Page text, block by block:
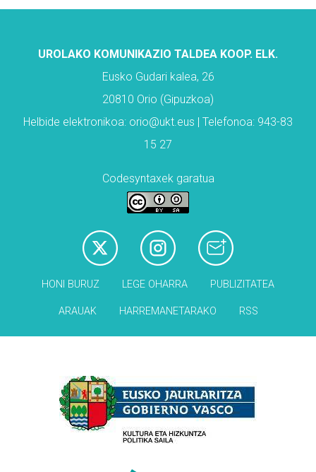
UROLAKO KOMUNIKAZIO TALDEA KOOP. ELK.
Eusko Gudari kalea, 26
20810 Orio (Gipuzkoa)
Helbide elektronikoa: orio@ukt.eus | Telefonoa: 943-83
15 27
Codesyntaxek garatua
HONI BURUZ LEGE OHARRA PUBLIZITATEA
ARAUAK HARREMANETARAKO RSS